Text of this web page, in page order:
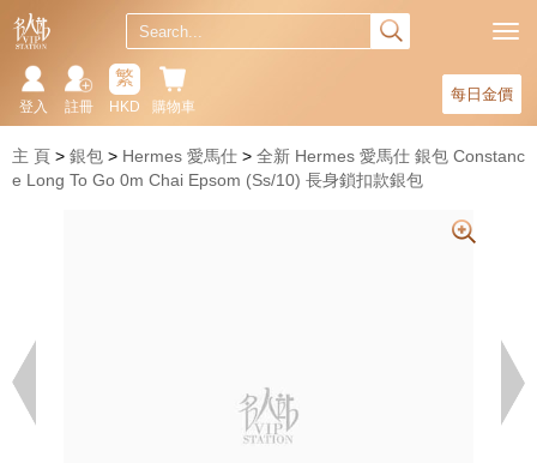
每日金價
購物車
繁
HKD
註冊
登入
主 頁 銀包 Hermes 愛馬仕
全新 Hermes 愛馬仕 銀包 Constanc
e Long To Go 0m Chai Epsom (Ss/10) 長身鎖扣款銀包